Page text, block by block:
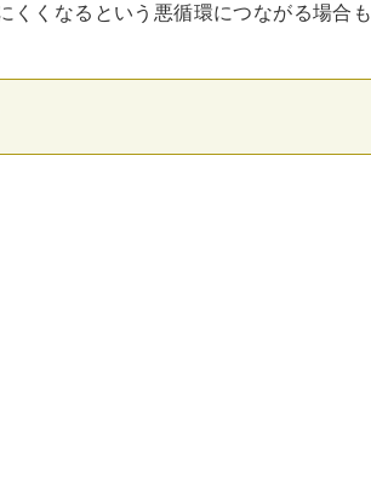
くなるという悪循環につながる場合も